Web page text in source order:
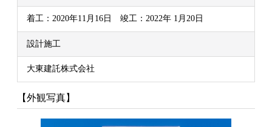
着工：2020年11月16日 竣工：2022年 1月20日
設計施工
大東建託株式会社
【外観写真】